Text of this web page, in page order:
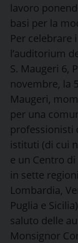
lavoro
basi per la
Per celebrare
l’auditorium
S. Maugeri 6,
novembre, la
Maugeri,
per una
professionisti
istituti (di cui
e un Centro
in sette
Lombardia,
Puglia e
saluto delle
Monsignor